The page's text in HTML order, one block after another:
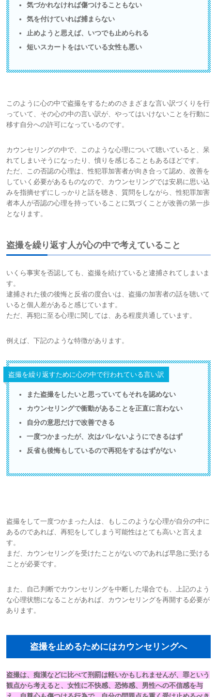
気づかれなければ傷つけることもない
気を付けていれば捕まらない
止めようと思えば、いつでも止められる
短いスカートをはいている女性も悪い
このように心の中で盗撮をするためのさまざまな言い訳づくりを行
っていて、その心の中の言い訳が、やってはいけないことを行動に
移す自分への許可になっているのです。
カウンセリングの中で、このような心理について聴いていると、呆
れてしまいそうになったり、憤りを感じることもあるほどです。
ただ、この否認の心理は、性犯罪加害者が向き合って認め、改善を
していく必要があるものなので、カウンセリングでは安易に思い込
みを指摘せずにしっかりと話を聴き、質問をしながら、性犯罪加害
者本人が否認の心理を持っていることに気づくことが改善の第一歩
となります。
盗撮を繰り返す人が心の中で考えていること
いくら事実を否認しても、盗撮を続けていると逮捕されてしまいま
す。
逮捕された後の後悔と反省の度合いは、盗撮の加害者の話を聴いて
いると個人差があると感じています。
ただ、再犯に至る心理に関しては、ある程度共通しています。
例えば、下記のような特徴があります。
盗撮を繰り返すために心の中で行われている言い訳
また盗撮をしたいと思っていてもそれを認めない
カウンセリングで衝動があることを正直に言わない
自分の意思だけで改善できる
一度つかまったが、次はバレないようにできるはず
反省も後悔もしているので再犯をするはずがない
盗撮をして一度つかまった人は、もしこのような心理が自分の中に
あるのであれば、再犯をしてしまう可能性はとても高いと言えま
す。
まだ、カウンセリングを受けたことがないのであれば早急に受ける
ことが必要です。
また、自己判断でカウンセリングを中断した場合でも、上記のよう
な心理状態になることがあれば、カウンセリングを再開する必要が
あります。
盗撮を止めるためにはカウンセリングへ
盗撮は、痴漢などに比べて刑罰は軽いかもしれませんが、罪という
観点から考えると、女性に不快感、恐怖感、男性への不信感を与